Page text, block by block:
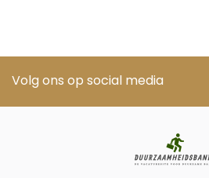
Volg ons op social media